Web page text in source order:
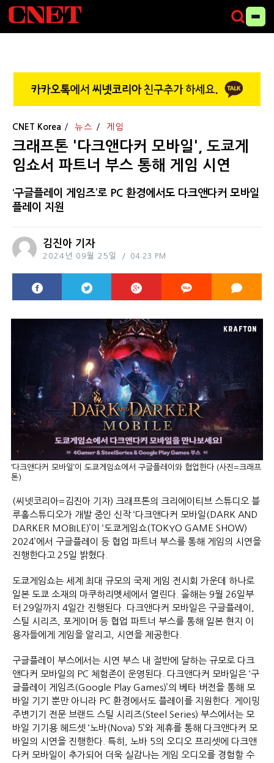
CNET Korea 뉴스 게임
크래프톤 '다크앤다커 모바일', 도쿄게
임쇼서 파트너 부스 통해 게임 시연
‘구글플레이 게임즈’로 PC 환경에서도 다크앤다커 모바일
플레이 지원
김진아 기자
2024년 09월 25일 04:23 PM
‘다크앤다커 모바일’이 도쿄게임쇼에서 구글플레이와 협업한다 (사진=크래프
톤)
(씨넷코리아=김진아 기자) 크래프톤의 크리에이티브 스튜디오 블
루홀스튜디오가 개발 중인 신작 ‘다크앤다커 모바일(DARK AND
DARKER MOBILE)’이 ‘도쿄게임쇼(TOKYO GAME SHOW)
2024’에서 구글플레이 등 협업 파트너 부스를 통해 게임의 시연을
진행한다고 25일 밝혔다.
도쿄게임쇼는 세계 최대 규모의 국제 게임 전시회 가운데 하나로
일본 도쿄 소재의 마쿠하리멧세에서 열린다. 올해는 9월 26일부
터 29일까지 4일간 진행된다. 다크앤다커 모바일은 구글플레이,
스틸 시리즈, 포게이머 등 협업 파트너 부스를 통해 일본 현지 이
용자들에게 게임을 알리고, 시연을 제공한다.
구글플레이 부스에서는 시연 부스 내 절반에 달하는 규모로 다크
앤다커 모바일의 PC 체험존이 운영된다. 다크앤다커 모바일은 ‘구
글플레이 게임즈(Google Play Games)’의 베타 버전을 통해 모
바일 기기 뿐만 아니라 PC 환경에서도 플레이를 지원한다. 게이밍
주변기기 전문 브랜드 스틸 시리즈(Steel Series) 부스에서는 모
바일 기기용 헤드셋 ‘노바(Nova) 5’와 제휴를 통해 다크앤다커 모
바일의 시연을 진행한다. 특히, 노바 5의 오디오 프리셋에 다크앤
다커 모바일이 추가되어 더욱 실감나는 게임 오디오를 경험할 수